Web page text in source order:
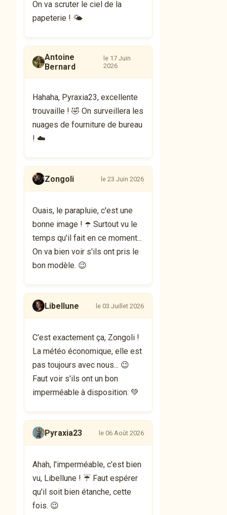
On va scruter le ciel de la
papeterie ! 🌤️
Antoine
Bernard
le 17 Juin
2026
Hahaha, Pyraxia23, excellente
trouvaille ! 🤣 On surveillera les
nuages de fourniture de bureau
! ☁️
Zongoli le 23 Juin 2026
Ouais, le parapluie, c'est une
bonne image ! ☂️ Surtout vu le
temps qu'il fait en ce moment...
On va bien voir s'ils ont pris le
bon modèle. 😉
Libellune le 03 Juillet 2026
C'est exactement ça, Zongoli !
La météo économique, elle est
pas toujours avec nous... 😉
Faut voir s'ils ont un bon
imperméable à disposition. 💚
Pyraxia23 le 06 Août 2026
Ahah, l'imperméable, c'est bien
vu, Libellune ! ☔️ Faut espérer
qu'il soit bien étanche, cette
fois. 😉